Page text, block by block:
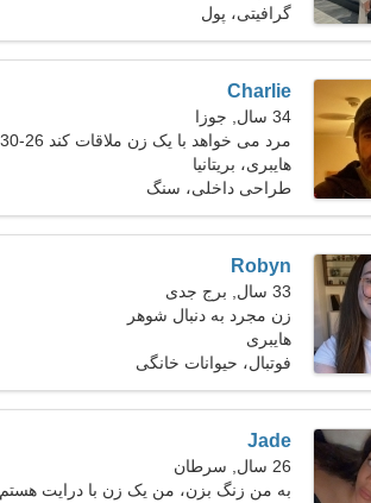
گرافیتی، پول
Charlie
34 سال, جوزا
مرد می خواهد با یک زن ملاقات کند 26-30
هایبری، بریتانیا
طراحی داخلی، سنگ
Robyn
33 سال, برج جدی
زن مجرد به دنبال شوهر
هایبری
فوتبال، حیوانات خانگی
Jade
26 سال, سرطان
به من زنگ بزن، من یک زن با درایت هستم